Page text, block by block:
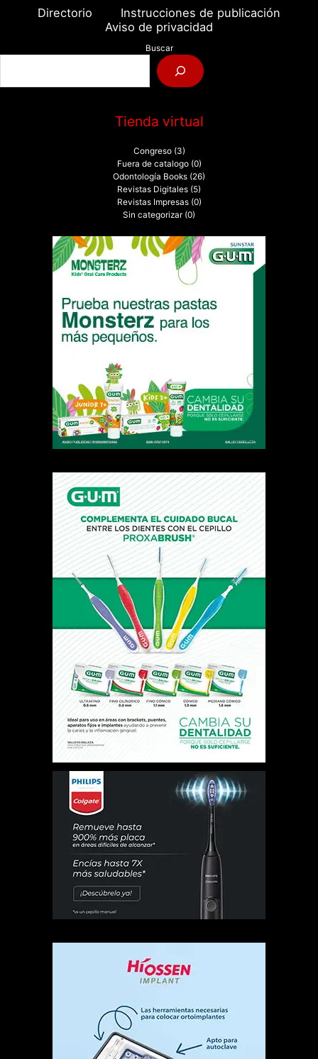
Directorio
Instrucciones de publicación
Aviso de privacidad
Buscar
Tienda virtual
Congreso (3)
Fuera de catalogo (0)
Odontología Books (26)
Revistas Digitales (5)
Revistas Impresas (0)
Sin categorizar (0)